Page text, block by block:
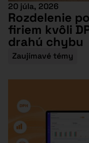
20 júla, 2026
Rozdelenie
firiem kvôli
drahú chybu
Zaujímavé témy